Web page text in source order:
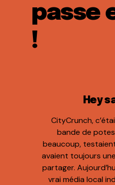
passe
!
Hey
CityCrunch,
bande de
beaucoup,
avaient toujours
partager.
vrai média local